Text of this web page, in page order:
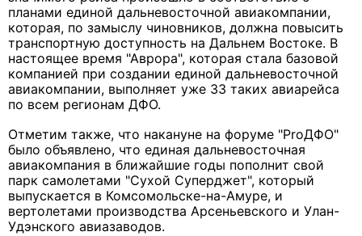
планами единой дальневосточной авиакомпании,
которая, по замыслу чиновников, должна повысить
транспортную доступность на Дальнем Востоке. В
настоящее время "Аврора", которая стала базовой
компанией при создании единой дальневосточной
авиакомпании, выполняет уже 33 таких авиарейса
по всем регионам ДФО.
Отметим также, что накануне на форуме "ProДФО"
было объявлено, что единая дальневосточная
авиакомпания в ближайшие годы пополнит свой
парк самолетами "Сухой Суперджет", который
выпускается в Комсомольске-на-Амуре, и
вертолетами производства Арсеньевского и Улан-
Удэнского авиазаводов.